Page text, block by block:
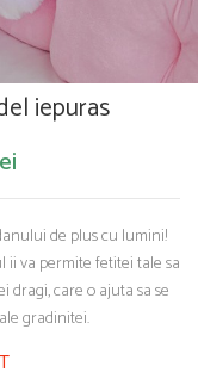
iepuras
de plus cu lumini!
ii va permite fetitei tale sa
dragi, care o ajuta sa se
gradinitei.